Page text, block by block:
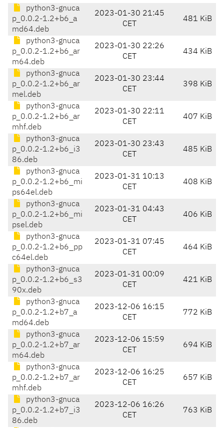
python3-gnuca
p_0.0.2-1.2+b6_a
md64.deb
2023-01-30 21:45
CET
481 KiB
python3-gnuca
p_0.0.2-1.2+b6_ar
m64.deb
2023-01-30 22:26
CET
434 KiB
python3-gnuca
p_0.0.2-1.2+b6_ar
mel.deb
2023-01-30 23:44
CET
398 KiB
python3-gnuca
p_0.0.2-1.2+b6_ar
mhf.deb
2023-01-30 22:11
CET
407 KiB
python3-gnuca
p_0.0.2-1.2+b6_i3
86.deb
2023-01-30 23:43
CET
485 KiB
python3-gnuca
p_0.0.2-1.2+b6_mi
ps64el.deb
2023-01-31 10:13
CET
408 KiB
python3-gnuca
p_0.0.2-1.2+b6_mi
psel.deb
2023-01-31 04:43
CET
406 KiB
python3-gnuca
p_0.0.2-1.2+b6_pp
c64el.deb
2023-01-31 07:45
CET
464 KiB
python3-gnuca
p_0.0.2-1.2+b6_s3
90x.deb
2023-01-31 00:09
CET
421 KiB
python3-gnuca
p_0.0.2-1.2+b7_a
md64.deb
2023-12-06 16:15
CET
772 KiB
python3-gnuca
p_0.0.2-1.2+b7_ar
m64.deb
2023-12-06 15:59
CET
694 KiB
python3-gnuca
p_0.0.2-1.2+b7_ar
mhf.deb
2023-12-06 16:25
CET
657 KiB
python3-gnuca
p_0.0.2-1.2+b7_i3
86.deb
2023-12-06 16:26
CET
763 KiB